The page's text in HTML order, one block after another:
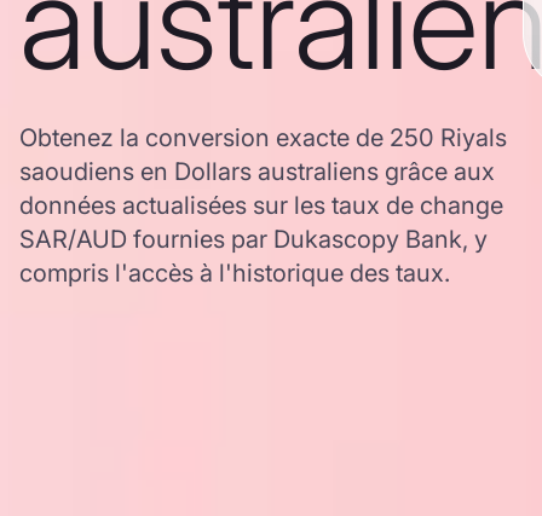
Obtenez la conversion exacte de 250 Riyals
saoudiens en Dollars australiens grâce aux
données actualisées sur les taux de change
SAR/AUD fournies par Dukascopy Bank, y
compris l'accès à l'historique des taux.